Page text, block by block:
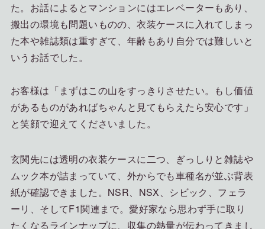
た。お話によるとマンションにはエレベーターもあり、
搬出の環境も問題いものの、衣装ケースに入れてしまっ
た本や雑誌類は重すぎて、年齢もあり自分では難しいと
いうお話でした。
お客様は「まずはこの山をすっきりさせたい。もし価値
があるものがあればちゃんと見てもらえたら安心です」
と笑顔で迎えてくださいました。
玄関先には透明の衣装ケースに二つ、ぎっしりと雑誌や
ムック本が詰まっていて、外からでも車種名が並ぶ背表
紙が確認できました。NSR、NSX、シビック、フェラ
ーリ、そしてF1関連まで。愛好家なら思わず手に取り
たくなるラインナップに、収集の熱量が伝わってきまし